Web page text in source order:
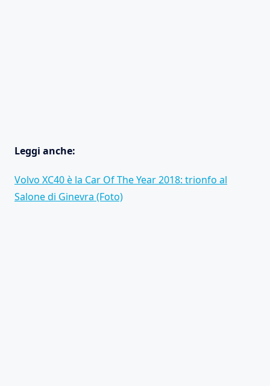
Leggi anche:
Volvo XC40 è la Car Of The Year 2018: trionfo al
Salone di Ginevra (Foto)